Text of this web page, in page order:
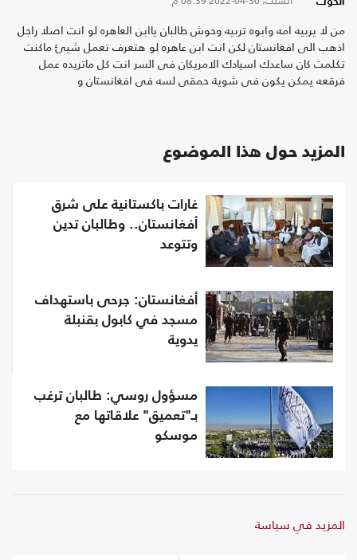
من لا يربيه امه وابوه تربيه وحوش طالبان ياابن العاهره لو انت اصلا راجل
اذهب الى افغانستان لكن انت ابن عاهره لو هتعرف تعمل شيئ ماكنت
تكلمت كان ساعدك اسيادك الامريكان فى السر انت كل ماتريده عمل
فرقعه يمكن يكون فى شوية حمقى لسه فى افغانستان و
المزيد حول هذا الموضوع
غارات باكستانية على شرق
أفغانستان.. وطالبان تدين
وتتوعد
أفغانستان: جرحى باستهداف
مسجد في كابول بقنبلة
يدوية
مسؤول روسي: طالبان ترغب
بـ"تعميق" علاقاتها مع
موسكو
المزيد في سياسة